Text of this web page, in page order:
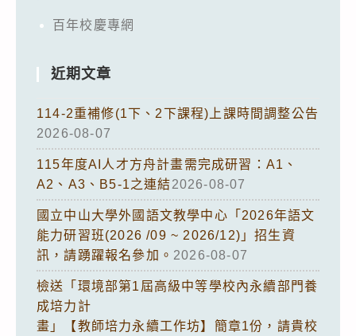
百年校慶專網
近期文章
114-2重補修(1下、2下課程)上課時間調整公告
2026-08-07
115年度AI人才方舟計畫需完成研習：A1、
A2、A3、B5-1之連結2026-08-07
國立中山大學外國語文教學中心「2026年語文
能力研習班(2026 /09 ~ 2026/12)」招生資
訊，請踴躍報名參加。 2026-08-07
檢送「環境部第1屆高級中等學校內永續部門養
成培力計
畫」【教師培力永續工作坊】簡章1份，請貴校